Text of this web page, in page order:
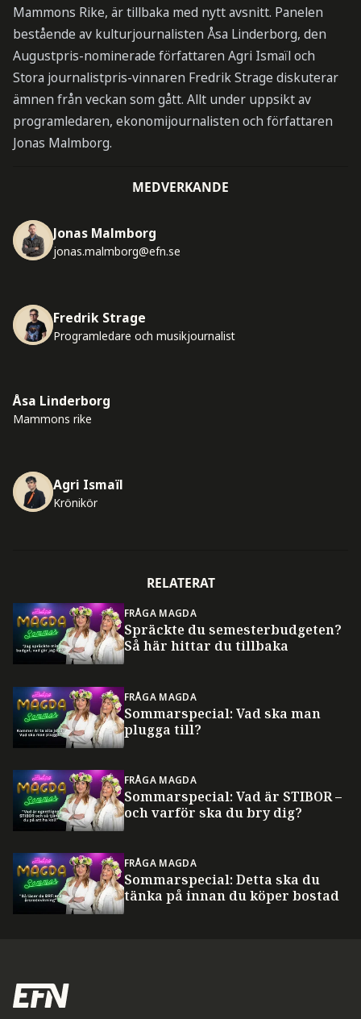
Mammons Rike, är tillbaka med nytt avsnitt. Panelen
bestående av kulturjournalisten Åsa Linderborg, den
Augustpris-nominerade författaren Agri Ismaïl och
Stora journalistpris-vinnaren Fredrik Strage diskuterar
ämnen från veckan som gått. Allt under uppsikt av
programledaren, ekonomijournalisten och författaren
Jonas Malmborg.
MEDVERKANDE
Jonas Malmborg
jonas.malmborg@efn.se
Fredrik Strage
Programledare och musikjournalist
Åsa Linderborg
Mammons rike
Agri Ismaïl
Krönikör
RELATERAT
FRÅGA MAGDA
Spräckte du semesterbudgeten?
Så här hittar du tillbaka
FRÅGA MAGDA
Sommarspecial: Vad ska man
plugga till?
FRÅGA MAGDA
Sommarspecial: Vad är STIBOR –
och varför ska du bry dig?
FRÅGA MAGDA
Sommarspecial: Detta ska du
tänka på innan du köper bostad